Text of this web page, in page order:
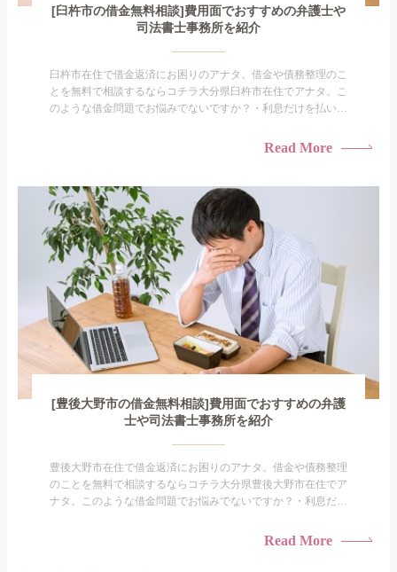
[臼杵市の借金無料相談]費用面でおすすめの弁護士や
司法書士事務所を紹介
臼杵市在住で借金返済にお困りのアナタ。借金や債務整理のこ
とを無料で相談するならコチラ大分県臼杵市在住でアナタ。こ
のような借金問題でお悩みでないですか？・利息だけを払い続
られたくない・借金の催促、取り立てで憂鬱になる。・闇金に
がありま...
Read More
[豊後大野市の借金無料相談]費用面でおすすめの弁護
士や司法書士事務所を紹介
豊後大野市在住で借金返済にお困りのアナタ。借金や債務整理
のことを無料で相談するならコチラ大分県豊後大野市在住でア
ナタ。このような借金問題でお悩みでないですか？・利息だけ
家族に知られたくない・借金の催促、取り立てで憂鬱にな
Read More